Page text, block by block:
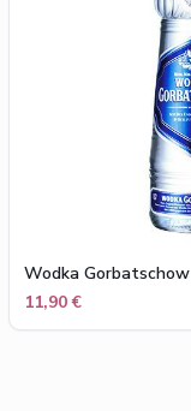
Wodka Gorbatschow
11,90 €